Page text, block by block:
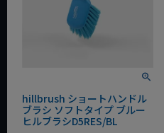
hillbrush ショートハンドル
ブラシ ソフトタイプ ブルー
ヒルブラシD5RES/BL